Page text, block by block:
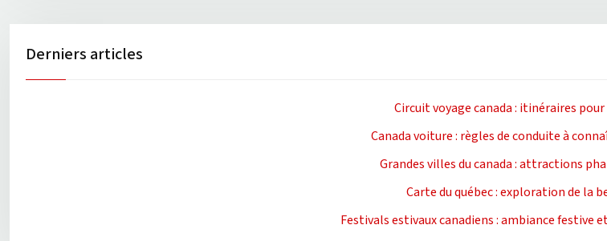
Derniers articles
Circuit voyage canada : itinéraires
Canada voiture : règles de conduite à
Grandes villes du canada : attractions
Carte du québec : exploration de la
Festivals estivaux canadiens : ambiance festive